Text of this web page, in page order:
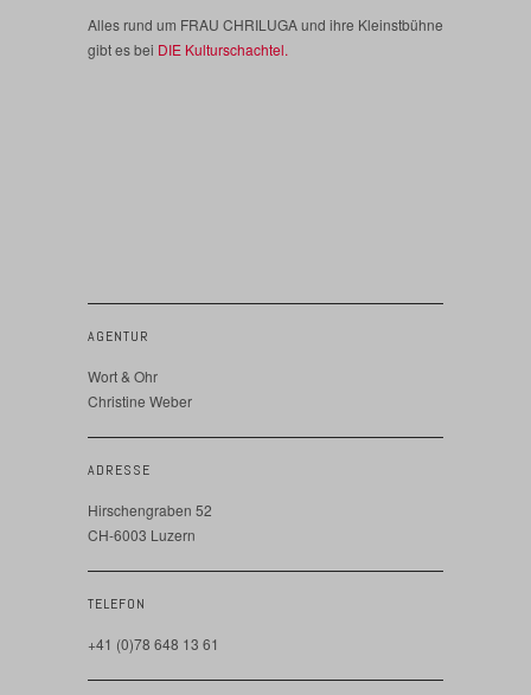
Alles rund um FRAU CHRILUGA und ihre Kleinstbühne
gibt es bei DIE Kulturschachtel.
AGENTUR
Wort & Ohr
Christine Weber
ADRESSE
Hirschengraben 52
CH-6003 Luzern
TELEFON
+41 (0)78 648 13 61